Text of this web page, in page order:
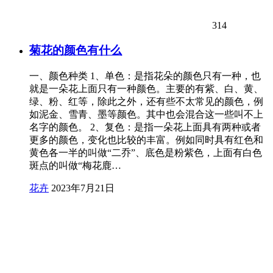
314
菊花的颜色有什么
一、颜色种类 1、单色：是指花朵的颜色只有一种，也
就是一朵花上面只有一种颜色。主要的有紫、白、黄、
绿、粉、红等，除此之外，还有些不太常见的颜色，例
如泥金、雪青、墨等颜色。其中也会混合这一些叫不上
名字的颜色。 2、复色：是指一朵花上面具有两种或者
更多的颜色，变化也比较的丰富。例如同时具有红色和
黄色各一半的叫做“二乔”、底色是粉紫色，上面有白色
斑点的叫做“梅花鹿…
花卉 2023年7月21日